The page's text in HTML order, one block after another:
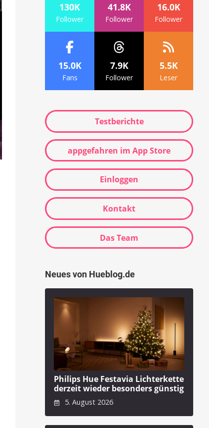
130K
Follower
41.8K
Follower
16.0K
Follower
15.0K
Fans
7.9K
Follower
5.5K
Leser
Testberichte
appgefahren im App Store
Einloggen
Kontakt
Das Team
Neues von Hueblog.de
Philips Hue Festavia Lichterkette
derzeit wieder besonders günstig
5. August 2026